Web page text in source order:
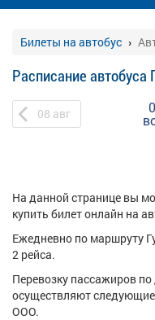
Билеты на автобус
Расписание автобуса
08 авг
На данной странице вы
купить билет онлайн на
Ежедневно по маршруту
2 рейса.
Перевозку пассажиров
осуществляют
ООО.